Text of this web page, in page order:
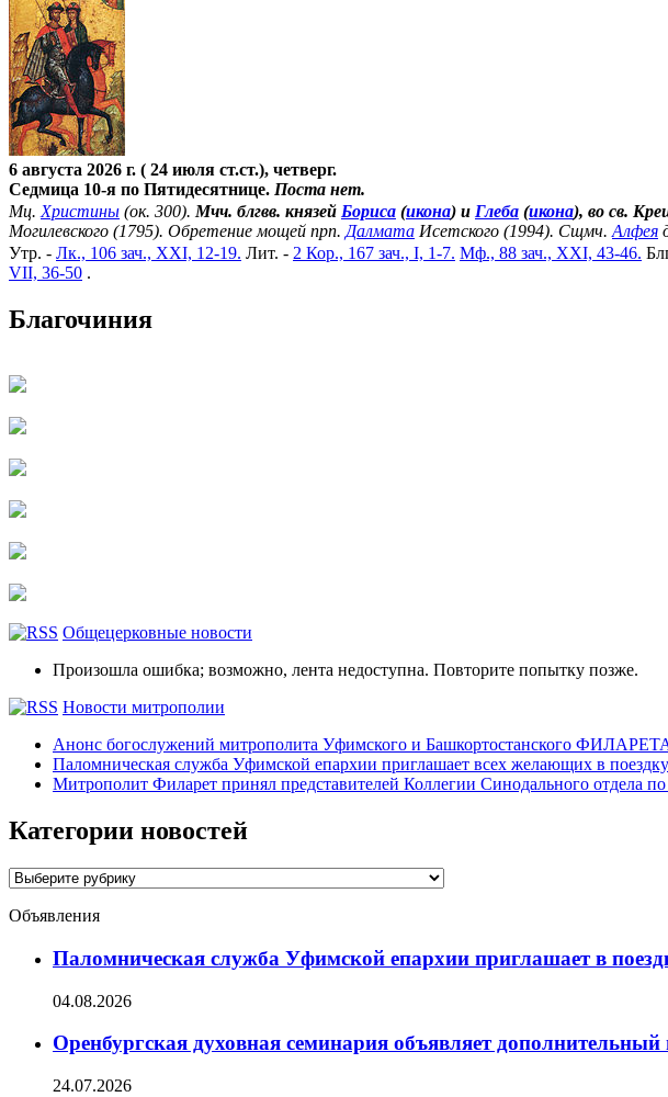
6 августа 2026 г. ( 24 июля ст.ст.), четверг.
Седмица 10-я по Пятидесятнице. Поста нет.
Мц. Христины (ок. 300). Мчч. блгвв. князей Бориса (икона) и Глеба (икона), во св.
Могилевского (1795). Обретение мощей прп. Далмата Исетского (1994). Сщмч. Алфея
Утр. - Лк., 106 зач., XXI, 12-19. Лит. - 2 Кор., 167 зач., I, 1-7. Мф., 88 зач., XXI, 43-46.
VII, 36-50 .
Благочиния
Общецерковные новости
Произошла ошибка; возможно, лента недоступна. Повторите попытку позже.
Новости митрополии
Анонс богослужений митрополита Уфимского и Башкортостанского
Паломническая служба Уфимской епархии приглашает всех желающих в
Митрополит Филарет принял представителей Коллегии Синодального отдела
Категории новостей
Категории
Объявления
Паломническая служба Уфимской епархии приглашает в
04.08.2026
Оренбургская духовная семинария объявляет
24.07.2026